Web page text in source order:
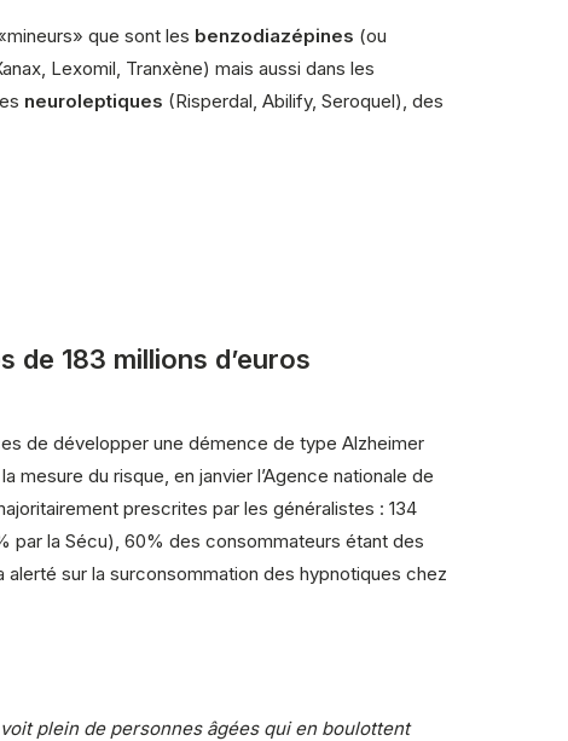
que sont les benzodiazépines (ou
Lexomil, Tranxène) mais aussi dans les
neuroleptiques (Risperdal, Abilify, Seroquel), des
de 183 millions d’euros
de développer une démence de type Alzheimer
du risque, en janvier l’Agence nationale de
prescrites par les généralistes : 134
par la Sécu), 60% des consommateurs étant des
alerté sur la surconsommation des hypnotiques chez
plein de personnes âgées qui en boulottent